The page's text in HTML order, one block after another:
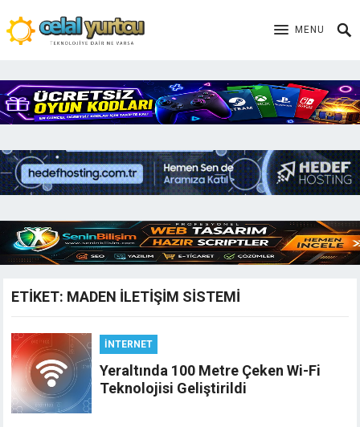
MENU
ETIKET: MADEN ILETIŞIM SISTEMI
İNTERNET
Yeraltında 100 Metre Çeken Wi-Fi
Teknolojisi Geliştirildi